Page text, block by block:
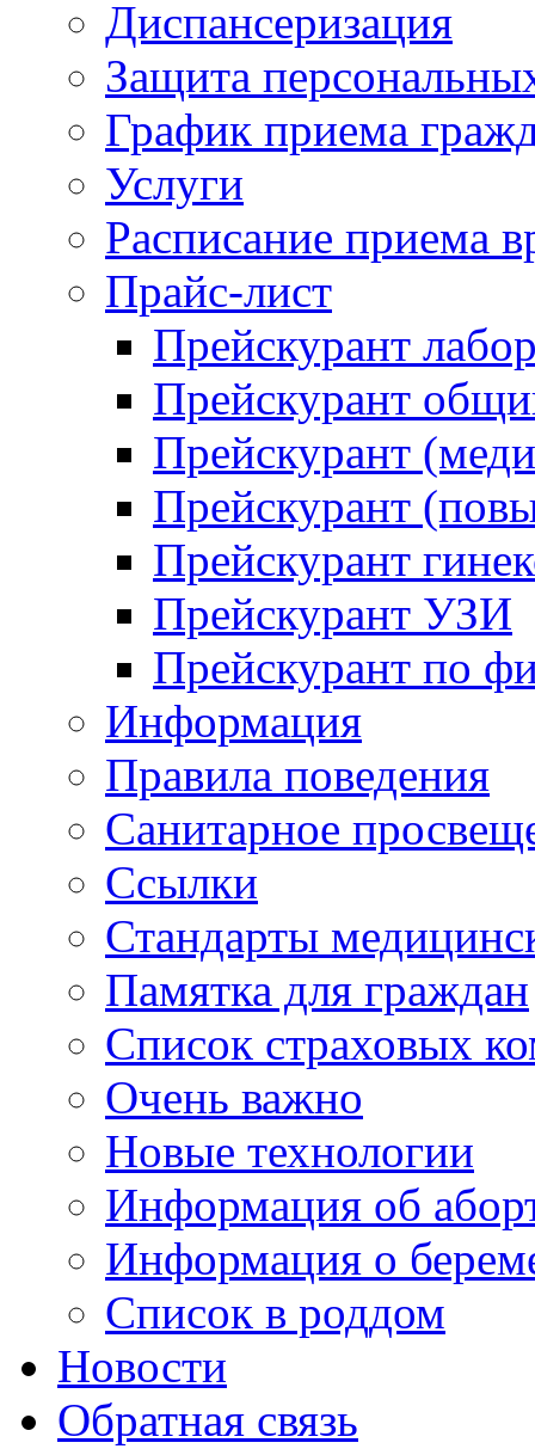
Диспансеризация
Защита
График приема
Услуги
Расписание приема
Прайс-лист
Прейскурант
Прейскурант
Прейскурант
Прейскурант
Прейскурант
Прейскурант УЗИ
Прейскурант по
Информация
Правила поведения
Санитарное
Ссылки
Стандарты
Памятка для граждан
Список страховых
Очень важно
Новые технологии
Информация об
Информация о
Список в роддом
Новости
Обратная связь